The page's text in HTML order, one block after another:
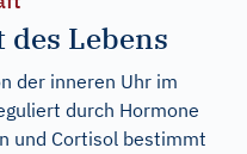
des Lebens
der inneren Uhr im
durch Hormone
und Cortisol bestimmt